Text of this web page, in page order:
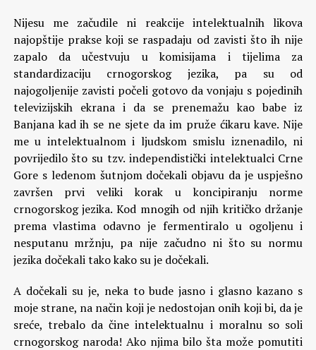
Nijesu me začudile ni reakcije intelektualnih likova
najopštije prakse koji se raspadaju od zavisti što ih nije
zapalo da učestvuju u komisijama i tijelima za
standardizaciju crnogorskog jezika, pa su od
najogoljenije zavisti počeli gotovo da vonjaju s pojedinih
televizijskih ekrana i da se prenemažu kao babe iz
Banjana kad ih se ne sjete da im pruže ćikaru kave. Nije
me u intelektualnom i ljudskom smislu iznenadilo, ni
povrijedilo što su tzv. independistički intelektualci Crne
Gore s ledenom šutnjom dočekali objavu da je uspješno
završen prvi veliki korak u koncipiranju norme
crnogorskog jezika. Kod mnogih od njih kritičko držanje
prema vlastima odavno je fermentiralo u ogoljenu i
nesputanu mržnju, pa nije začudno ni što su normu
jezika dočekali tako kako su je dočekali.
A dočekali su je, neka to bude jasno i glasno kazano s
moje strane, na način koji je nedostojan onih koji bi, da je
sreće, trebalo da čine intelektualnu i moralnu so soli
crnogorskog naroda! Ako njima bilo šta može pomutiti